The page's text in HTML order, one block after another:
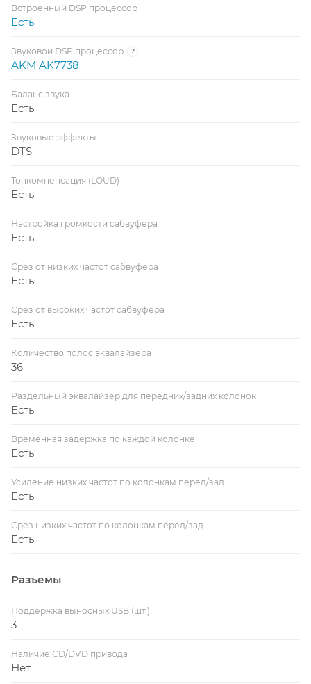
Встроенный DSP процессор
Есть
Звуковой DSP процессор ?
AKM AK7738
Баланс звука
Есть
Звуковые эффекты
DTS
Тонкомпенсация (LOUD)
Есть
Настройка громкости сабвуфера
Есть
Срез от низких частот сабвуфера
Есть
Срез от высоких частот сабвуфера
Есть
Количество полос эквалайзера
36
Раздельный эквалайзер для передних/задних колонок
Есть
Временная задержка по каждой колонке
Есть
Усиление низких частот по колонкам перед/зад
Есть
Срез низких частот по колонкам перед/зад
Есть
Разъемы
Поддержка выносных USB (шт.)
3
Наличие CD/DVD привода
Нет